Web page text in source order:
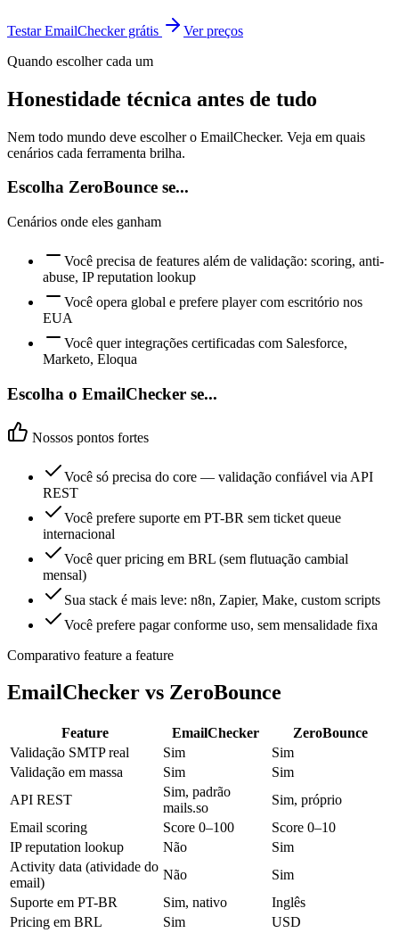
Testar EmailChecker grátis
Ver preços
Quando escolher cada um
Honestidade técnica antes de tudo
Nem todo mundo deve escolher o EmailChecker. Veja em quais
cenários cada ferramenta brilha.
Escolha ZeroBounce se...
Cenários onde eles ganham
Você precisa de features além de validação: scoring, anti-
abuse, IP reputation lookup
Você opera global e prefere player com escritório nos
EUA
Você quer integrações certificadas com Salesforce,
Marketo, Eloqua
Escolha o EmailChecker se...
Nossos pontos fortes
Você só precisa do core — validação confiável via API
REST
Você prefere suporte em PT-BR sem ticket queue
internacional
Você quer pricing em BRL (sem flutuação cambial
mensal)
Sua stack é mais leve: n8n, Zapier, Make, custom scripts
Você prefere pagar conforme uso, sem mensalidade fixa
Comparativo feature a feature
EmailChecker vs ZeroBounce
Feature EmailChecker
ZeroBounce
Validação SMTP real
Sim
Sim
Validação em massa
Sim
Sim
API REST
Sim, padrão
mails.so
Sim, próprio
Email scoring
Score 0–100
Score 0–10
IP reputation lookup
Não
Sim
Activity data (atividade do
email)
Não
Sim
Suporte em PT-BR
Sim, nativo
Inglês
Pricing em BRL
Sim
USD